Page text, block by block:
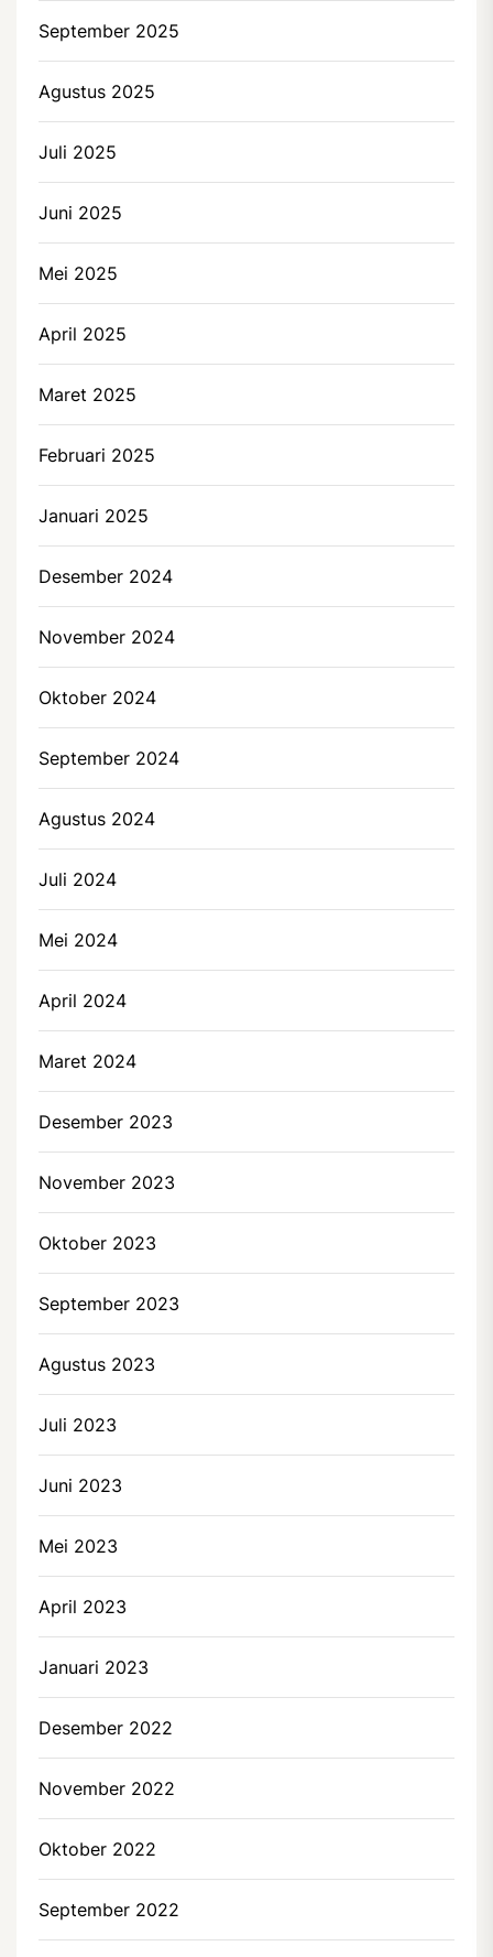
September 2025
Agustus 2025
Juli 2025
Juni 2025
Mei 2025
April 2025
Maret 2025
Februari 2025
Januari 2025
Desember 2024
November 2024
Oktober 2024
September 2024
Agustus 2024
Juli 2024
Mei 2024
April 2024
Maret 2024
Desember 2023
November 2023
Oktober 2023
September 2023
Agustus 2023
Juli 2023
Juni 2023
Mei 2023
April 2023
Januari 2023
Desember 2022
November 2022
Oktober 2022
September 2022